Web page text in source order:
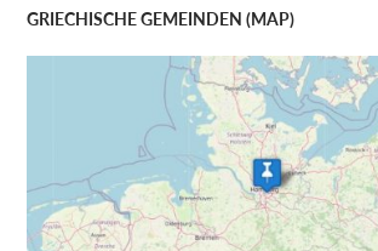
GRIECHISCHE GEMEINDEN (MAP)